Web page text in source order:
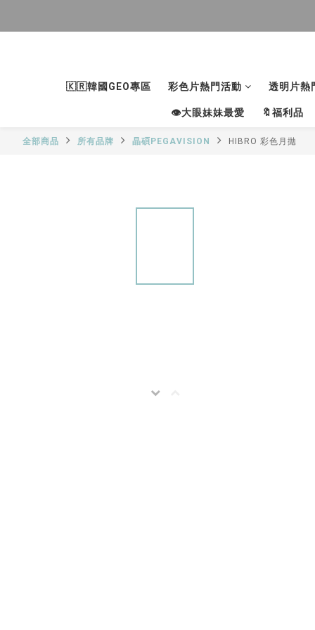
🇰🇷韓國GEO專區 彩色片熱門活動 透明片熱
👁大眼妹妹最愛 🔖福利品
全部商品 所有品牌 晶碩PEGAVISION HIBRO 彩色月拋